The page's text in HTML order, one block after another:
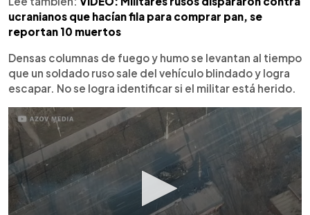
ucranianos que hacían fila para comprar pan, se
reportan 10 muertos
Densas columnas de fuego y humo se levantan al tiempo
que un soldado ruso sale del vehículo blindado y logra
escapar. No se logra identificar si el militar está herido.